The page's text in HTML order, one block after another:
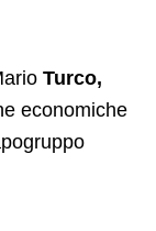
Turco,
economiche